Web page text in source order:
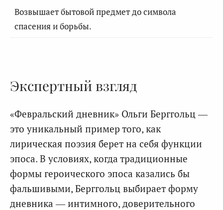
Возвышает бытовой предмет до символа
спасения и борьбы.
Экспертный взгляд
«Февральский дневник» Ольги Берггольц —
это уникальный пример того, как
лирическая поэзия берет на себя функции
эпоса. В условиях, когда традиционные
формы героического эпоса казались бы
фальшивыми, Берггольц выбирает форму
дневника — интимного, доверительного